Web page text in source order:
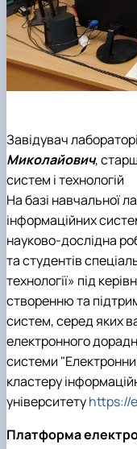
Завідувач
Миколайович,
систем і технологій
На базі навчальної
інформаційних
науково-дослідна
та студентів
технології» під
створенню та
систем, серед яких
електронного
системи
кластеру
університетуhttps://
Платформа